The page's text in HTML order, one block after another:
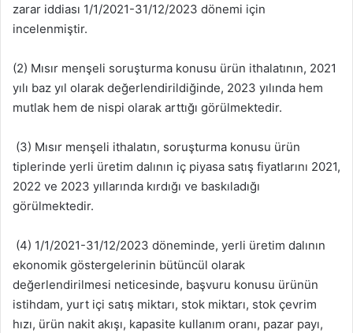
zarar iddiası 1/1/2021-31/12/2023 dönemi için
incelenmiştir.
(2) Mısır menşeli soruşturma konusu ürün ithalatının, 2021
yılı baz yıl olarak değerlendirildiğinde, 2023 yılında hem
mutlak hem de nispi olarak arttığı görülmektedir.
(3) Mısır menşeli ithalatın, soruşturma konusu ürün
tiplerinde yerli üretim dalının iç piyasa satış fiyatlarını 2021,
2022 ve 2023 yıllarında kırdığı ve baskıladığı
görülmektedir.
(4) 1/1/2021-31/12/2023 döneminde, yerli üretim dalının
ekonomik göstergelerinin bütüncül olarak
değerlendirilmesi neticesinde, başvuru konusu ürünün
istihdam, yurt içi satış miktarı, stok miktarı, stok çevrim
hızı, ürün nakit akışı, kapasite kullanım oranı, pazar payı,